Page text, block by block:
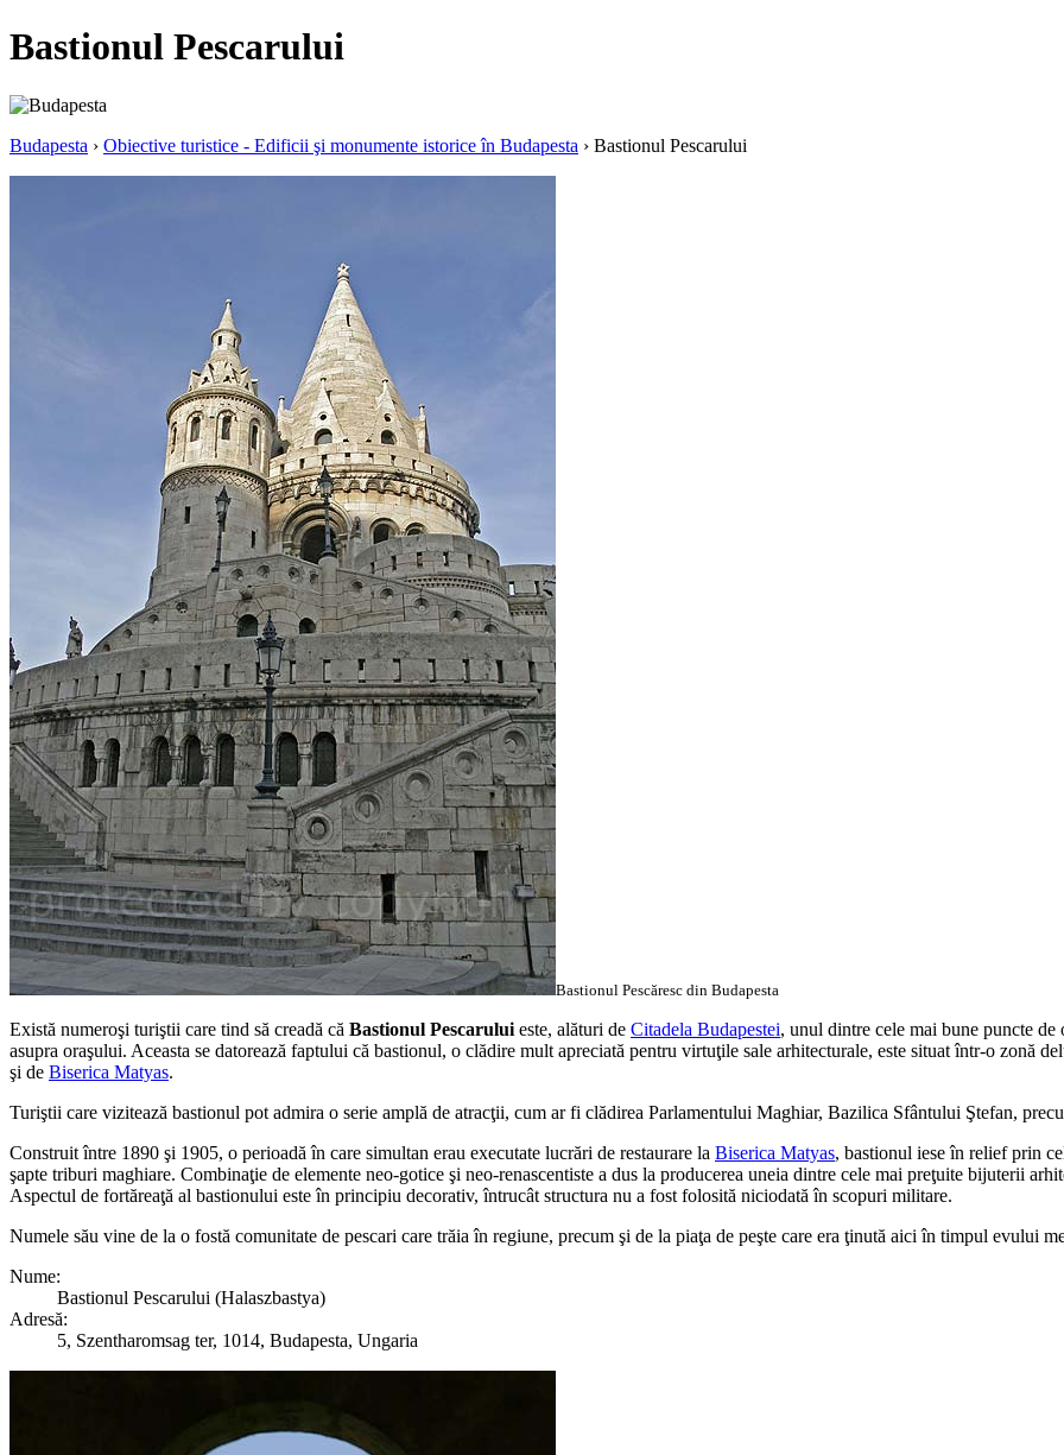
Bastionul Pescarului
Budapesta › Obiective turistice - Edificii şi monumente istorice în Budapesta › Bastionul Pescarului
Bastionul Pescăresc din Budapesta
Există numeroşi turiştii care tind să creadă că Bastionul Pescarului este, alături de Citadela Budapestei, unul dintre cele mai bune puncte
asupra oraşului. Aceasta se datorează faptului că bastionul, o clădire mult apreciată pentru virtuţile sale arhitecturale, este situat într-o zonă
şi de Biserica Matyas.
Turiştii care vizitează bastionul pot admira o serie amplă de atracţii, cum ar fi clădirea Parlamentului Maghiar, Bazilica Sfântului Ştefan,
Construit între 1890 şi 1905, o perioadă în care simultan erau executate lucrări de restaurare la Biserica Matyas, bastionul iese în relief prin
şapte triburi maghiare. Combinaţie de elemente neo-gotice şi neo-renascentiste a dus la producerea uneia dintre cele mai preţuite bijuterii
Aspectul de fortăreaţă al bastionului este în principiu decorativ, întrucât structura nu a fost folosită niciodată în scopuri militare.
Numele său vine de la o fostă comunitate de pescari care trăia în regiune, precum şi de la piaţa de peşte care era ţinută aici în timpul evului
Nume:
Bastionul Pescarului (Halaszbastya)
Adresă:
5, Szentharomsag ter, 1014, Budapesta, Ungaria